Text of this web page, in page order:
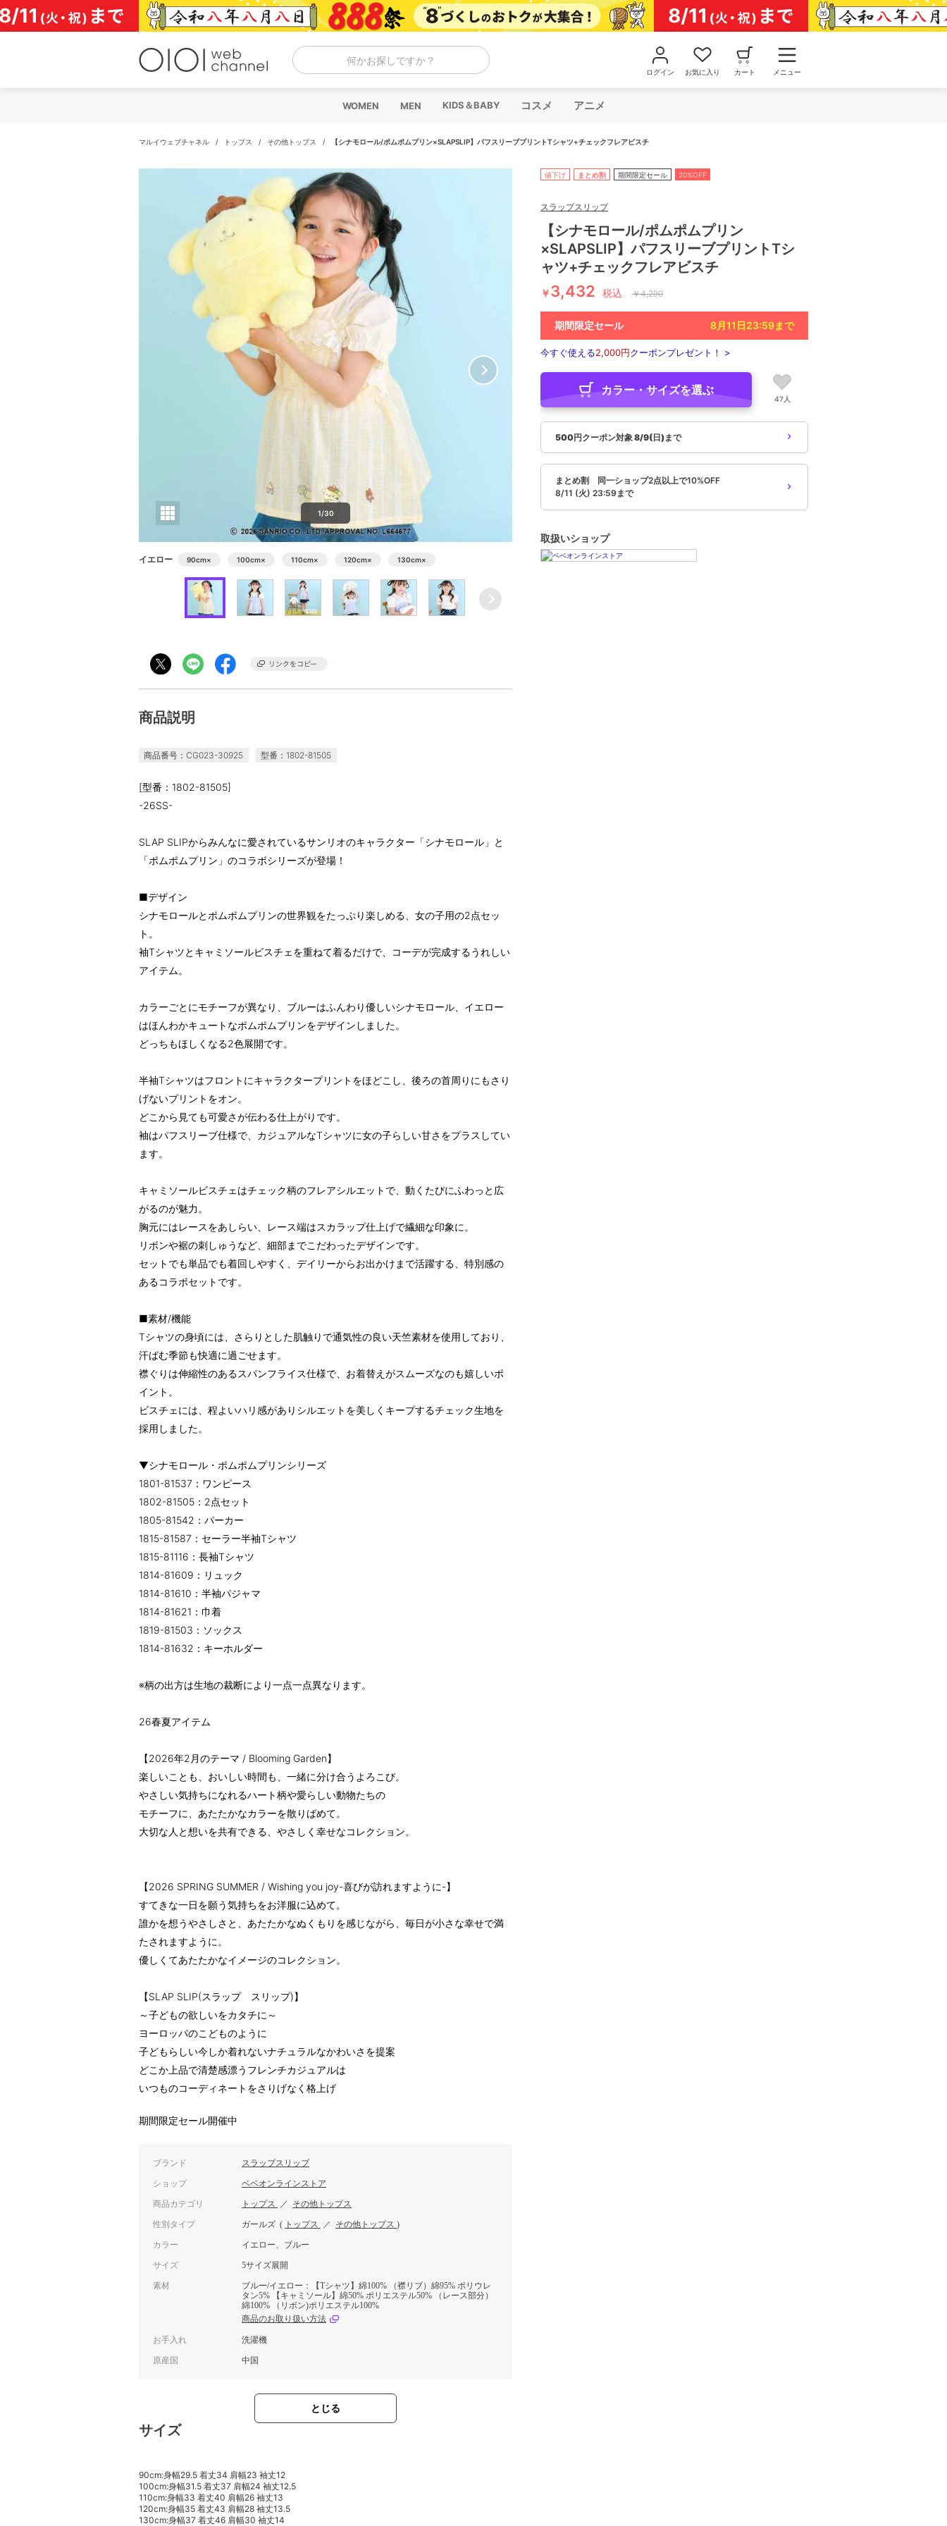
コ
ン
テ
何かお探しですか？
ログイン お気に入り カート メニュー
WOMEN MEN KIDS＆BABY コスメ アニメ
マルイウェブチャネル / トップス / その他トップス / 【シナモロール/ポムポムプリン×SLAPSLIP】パフスリーブプリントTシャツ+チェックフレアビスチ
1/30
イエロー 90cm× 100cm× 110cm× 120cm× 130cm×
商品説明
商品番号：CG023-30925 型番：1802-81505
[型番：1802-81505]
-26SS-
SLAP SLIPからみんなに愛されているサンリオのキャラクター「シナモロール」と
「ポムポムプリン」のコラボシリーズが登場！
■デザイン
シナモロールとポムポムプリンの世界観をたっぷり楽しめる、女の子用の2点セッ
ト。
袖Tシャツとキャミソールビスチェを重ねて着るだけで、コーデが完成するうれしい
アイテム。
カラーごとにモチーフが異なり、ブルーはふんわり優しいシナモロール、イエロー
はほんわかキュートなポムポムプリンをデザインしました。
どっちもほしくなる2色展開です。
半袖Tシャツはフロントにキャラクタープリントをほどこし、後ろの首周りにもさり
げないプリントをオン。
どこから見ても可愛さが伝わる仕上がりです。
袖はパフスリーブ仕様で、カジュアルなTシャツに女の子らしい甘さをプラスしてい
ます。
キャミソールビスチェはチェック柄のフレアシルエットで、動くたびにふわっと広
がるのが魅力。
胸元にはレースをあしらい、レース端はスカラップ仕上げで繊細な印象に。
リボンや裾の刺しゅうなど、細部までこだわったデザインです。
セットでも単品でも着回しやすく、デイリーからお出かけまで活躍する、特別感の
あるコラボセットです。
■素材/機能
Tシャツの身頃には、さらりとした肌触りで通気性の良い天竺素材を使用しており、
汗ばむ季節も快適に過ごせます。
襟ぐりは伸縮性のあるスパンフライス仕様で、お着替えがスムーズなのも嬉しいポ
イント。
ビスチェには、程よいハリ感がありシルエットを美しくキープするチェック生地を
採用しました。
▼シナモロール・ポムポムプリンシリーズ
1801-81537：ワンピース
1802-81505：2点セット
1805-81542：パーカー
1815-81587：セーラー半袖Tシャツ
1815-81116：長袖Tシャツ
1814-81609：リュック
1814-81610：半袖パジャマ
1814-81621：巾着
1819-81503：ソックス
1814-81632：キーホルダー
※柄の出方は生地の裁断により一点一点異なります。
26春夏アイテム
【2026年2月のテーマ / Blooming Garden】
楽しいことも、おいしい時間も、一緒に分け合うよろこび。
やさしい気持ちになれるハート柄や愛らしい動物たちの
モチーフに、あたたかなカラーを散りばめて。
大切な人と想いを共有できる、やさしく幸せなコレクション。
【2026 SPRING SUMMER / Wishing you joy-喜びが訪れますように-】
すてきな一日を願う気持ちをお洋服に込めて。
誰かを想うやさしさと、あたたかなぬくもりを感じながら、毎日が小さな幸せで満
たされますように。
優しくてあたたかなイメージのコレクション。
【SLAP SLIP(スラップ スリップ)】
～子どもの欲しいをカタチに～
ヨーロッパのこどものように
子どもらしい今しか着れないナチュラルなかわいさを提案
どこか上品で清楚感漂うフレンチカジュアルは
いつものコーディネートをさりげなく格上げ
期間限定セール開催中
ブランド スラップスリップ
ショップ ベベオンラインストア
商品カテゴリ トップス ／ その他トップス
性別タイプ ガールズ ( トップス ／ その他トップス )
カラー イエロー、ブルー
サイズ 5サイズ展開
素材
ブルー/イエロー：【Tシャツ】綿100% （襟リブ）綿95% ポリウレ
タン5% 【キャミソール】綿50% ポリエステル50% （レース部分）
綿100% （リボン)ポリエステル100%
商品のお取り扱い方法
お手入れ 洗濯機
原産国 中国
とじる
サイズ
90cm:身幅29.5 着丈34 肩幅23 袖丈12
100cm:身幅31.5 着丈37 肩幅24 袖丈12.5
110cm:身幅33 着丈40 肩幅26 袖丈13
120cm:身幅35 着丈43 肩幅28 袖丈13.5
130cm:身幅37 着丈46 肩幅30 袖丈14
値下げ まとめ割 期間限定セール 20%OFF
スラップスリップ
【シナモロール/ポムポムプリン
×SLAPSLIP】パフスリーブプリントTシ
ャツ+チェックフレアビスチ
￥3,432 税込 ￥4,290
期間限定セール 8月11日23:59まで
今すぐ使える2,000円クーポンプレゼント！ >
カラー・サイズを選ぶ
47人
500円クーポン対象 8/9(日)まで
まとめ割 同一ショップ2点以上で10%OFF
8/11 (火) 23:59まで
取扱いショップ